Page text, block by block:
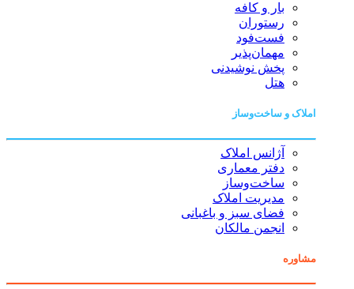
بار و کافه
رستوران
فست‌فود
مهمان‌پذیر
پخش نوشیدنی
هتل
املاک و ساخت‌وساز
آژانس املاک
دفتر معماری
ساخت‌وساز
مدیریت املاک
فضای سبز و باغبانی
انجمن مالکان
مشاوره